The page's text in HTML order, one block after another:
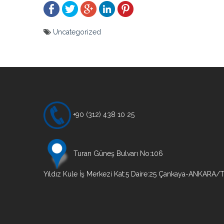
Uncategorized
+90 (312) 438 10 25
Turan Güneş Bulvarı No:106
Yıldız Kule İş Merkezi Kat:5 Daire:25 Çankaya-ANKARA/